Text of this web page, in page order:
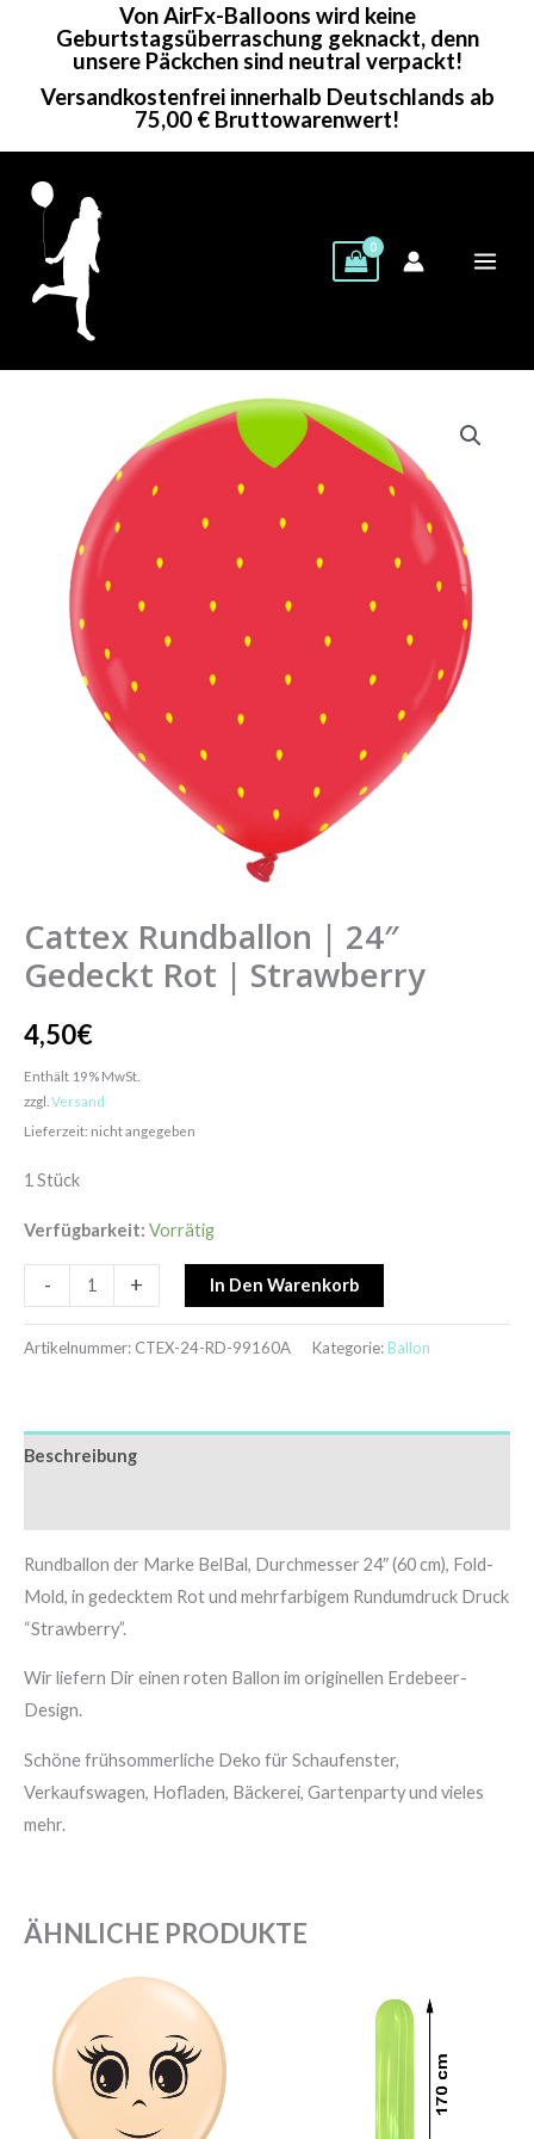
Von AirFx-Balloons wird keine
Geburtstagsüberraschung geknackt, denn
unsere Päckchen sind neutral verpackt!
Versandkostenfrei innerhalb Deutschlands ab
75,00 € Bruttowarenwert!
Cattex Rundballon | 24″
Gedeckt Rot | Strawberry
4,50€
Enthält 19% MwSt.
zzgl. Versand
Lieferzeit: nicht angegeben
1 Stück
Verfügbarkeit: Vorrätig
-
Gedeckt
Strawberry
Menge
+ In Den Warenkorb
Artikelnummer: CTEX-24-RD-99160A Kategorie: Ballon
Beschreibung
Rundballon der Marke BelBal, Durchmesser 24″ (60 cm), Fold-
Mold, in gedecktem Rot und mehrfarbigem Rundumdruck Druck
“Strawberry”.
Wir liefern Dir einen roten Ballon im originellen Erdebeer-
Design.
Schöne frühsommerliche Deko für Schaufenster,
Verkaufswagen, Hofladen, Bäckerei, Gartenparty und vieles
mehr.
ÄHNLICHE PRODUKTE